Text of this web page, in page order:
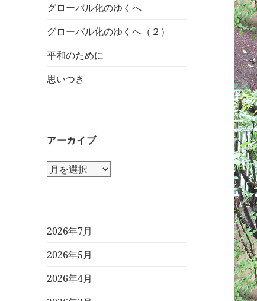
グローバル化のゆくへ
グローバル化のゆくへ（２）
平和のために
思いつき
アーカイブ
ア
ブ
2026年7月
2026年5月
2026年4月